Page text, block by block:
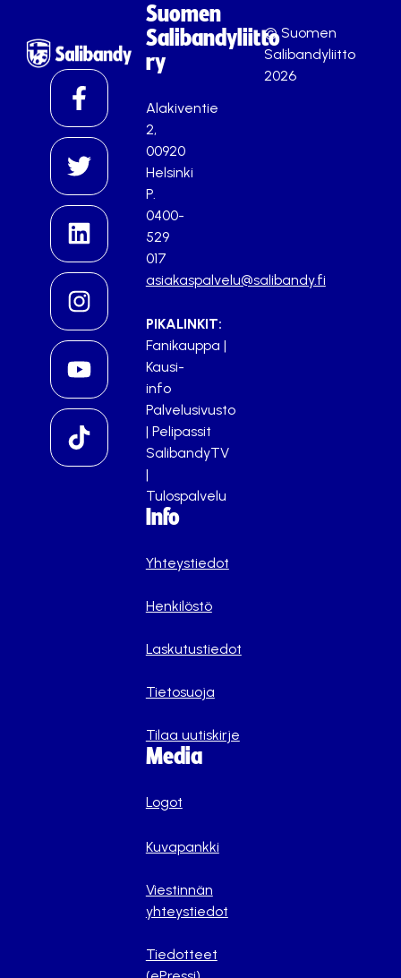
Suomen
Salibandyliitto
ry
Alakiventie
2,
00920
Helsinki
P.
0400-
529
017
asiakaspalvelu@salibandy.fi
PIKALINKIT:
Fanikauppa |
Kausi-
info
Palvelusivusto
| Pelipassit
SalibandyTV
|
Tulospalvelu
Info
Yhteystiedot
Henkilöstö
Laskutustiedot
Tietosuoja
Tilaa uutiskirje
Media
Logot
Kuvapankki
Viestinnän
yhteystiedot
Tiedotteet
© Suomen
Salibandyliitto
2026